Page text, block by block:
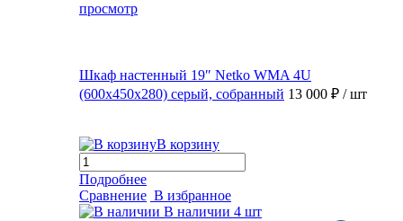
просмотр
Шкаф настенный 19″ Netko WMA 4U
(600x450x280) серый, собранный 13 000 ₽ / шт
В корзину
Подробнее
Сравнение В избранное
В наличии 4 шт